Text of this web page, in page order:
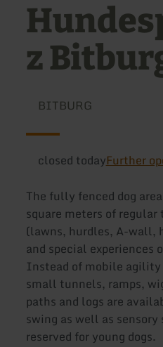
z
BITBURG
closed todayFurther
The fully fenced dog
square meters of
(lawns, hurdles, A-wall,
and special experiences
Instead of mobile
small tunnels, ramps,
paths and logs are
swing as well as sensory
reserved for young dogs.